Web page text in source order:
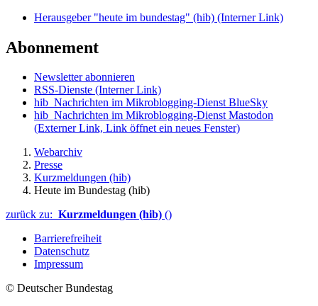
Herausgeber "heute im bundestag" (hib) (Interner Link)
Abonnement
Newsletter abonnieren
RSS-Dienste (Interner Link)
hib_Nachrichten im Mikroblogging-Dienst BlueSky
hib_Nachrichten im Mikroblogging-Dienst Mastodon
(Externer Link, Link öffnet ein neues Fenster)
Webarchiv
Presse
Kurzmeldungen (hib)
Heute im Bundestag (hib)
zurück zu: Kurzmeldungen (hib) ()
Barrierefreiheit
Datenschutz
Impressum
© Deutscher Bundestag